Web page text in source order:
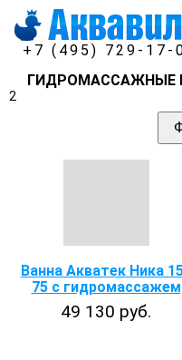
+7 (495) 729-17-
ГИДРОМАССАЖНЫЕ
2
Ванна Акватек Ника
75 с гидромассажем
49 130 руб.